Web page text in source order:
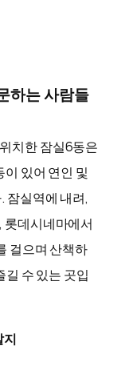
하는 사람들
치한 잠실6동은
있어 연인 및
잠실역에 내려,
롯데시네마에서
걸으며 산책하
길 수 있는 곳입
지